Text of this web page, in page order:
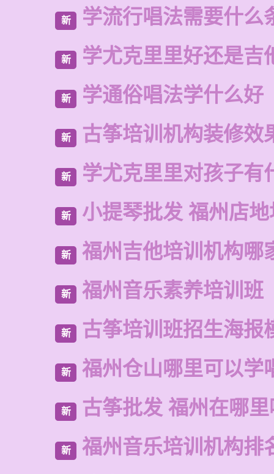
新 学流行唱法需要什么
新 学尤克里里好还是吉
新 学通俗唱法学什么好
新 古筝培训机构装修效
新 学尤克里里对孩子有
新 小提琴批发 福州店
新 福州吉他培训机构哪
新 福州音乐素养培训班
新 古筝培训班招生海报
新 福州仓山哪里可以学
新 古筝批发 福州在哪
新 福州音乐培训机构排